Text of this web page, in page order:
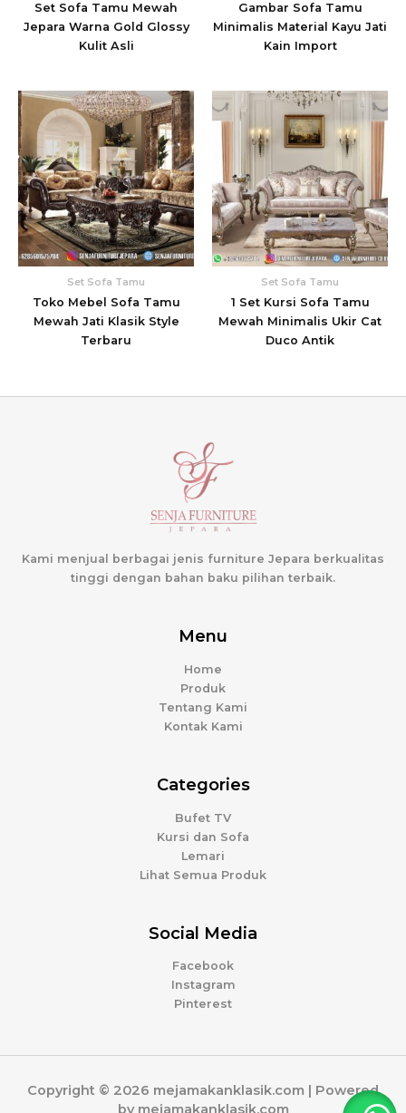
Set Sofa Tamu Mewah
Jepara Warna Gold Glossy
Kulit Asli
Gambar Sofa Tamu
Minimalis Material Kayu Jati
Kain Import
Set Sofa Tamu
Toko Mebel Sofa Tamu
Mewah Jati Klasik Style
Terbaru
Set Sofa Tamu
1 Set Kursi Sofa Tamu
Mewah Minimalis Ukir Cat
Duco Antik
Kami menjual berbagai jenis furniture Jepara berkualitas
tinggi dengan bahan baku pilihan terbaik.
Menu
Home
Produk
Tentang Kami
Kontak Kami
Categories
Bufet TV
Kursi dan Sofa
Lemari
Lihat Semua Produk
Social Media
Facebook
Instagram
Pinterest
Copyright © 2026 mejamakanklasik.com | Powered